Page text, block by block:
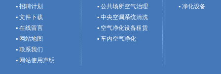
▪ 招聘计划
▪ 文件下载
▪ 在线留言
▪ 网站地图
▪ 联系我们
▪ 网站使用声明
▪ 公共场所空气治理
▪ 中央空调系统清洗
▪ 空气净化设备租赁
▪ 车内空气净化
▪ 净化设备